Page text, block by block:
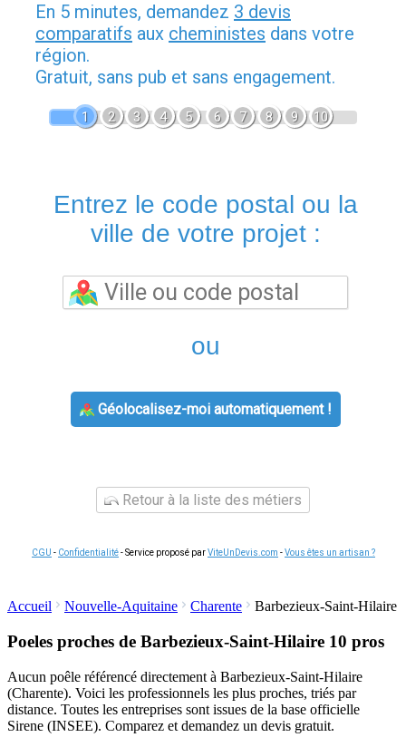
En 5 minutes, demandez 3 devis
comparatifs aux cheministes dans votre
région.
Gratuit, sans pub et sans engagement.
1 2 3 4 5 6 7 8 9 10
Entrez le code postal ou la
ville de votre projet :
ou
Géolocalisez-moi automatiquement !
Retour à la liste des métiers
CGU - Confidentialité- Service proposé parViteUnDevis.com -Vous êtes un artisan ?
Accueil Nouvelle-Aquitaine Charente Barbezieux-Saint-Hilaire
Poeles proches de Barbezieux-Saint-Hilaire 10 pros
Aucun poêle référencé directement à Barbezieux-Saint-Hilaire
(Charente). Voici les professionnels les plus proches, triés par
distance. Toutes les entreprises sont issues de la base officielle
Sirene (INSEE). Comparez et demandez un devis gratuit.